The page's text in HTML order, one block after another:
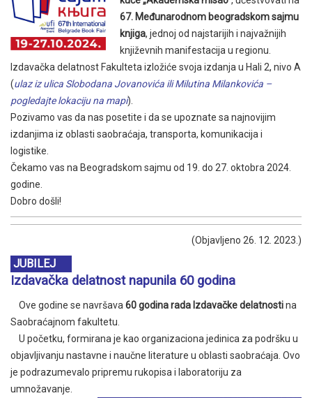
67. Međunarodnom beogradskom sajmu
knjiga, jednoj od najstarijih i najvažnijih
književnih manifestacija u regionu.
Izdavačka delatnost Fakulteta izložiće svoja izdanja u Hali 2, nivo A
(ulaz iz ulica Slobodana Jovanovića ili Milutina Milankovića –
pogledajte lokaciju na mapi).
Pozivamo vas da nas posetite i da se upoznate sa najnovijim
izdanjima iz oblasti saobraćaja, transporta, komunikacija i
logistike.
Čekamo vas na Beogradskom sajmu od 19. do 27. oktobra 2024.
godine.
Dobro došli!
(Objavljeno 26. 12. 2023.)
JUBILEJ
Izdavačka delatnost napunila 60 godina
Ove godine se navršava 60 godina rada Izdavačke delatnostina
Saobraćajnom fakultetu.
U početku, formirana je kao organizaciona jedinica za podršku u
objavljivanju nastavne i naučne literature u oblasti saobraćaja. Ovo
je podrazumevalo pripremu rukopisa i laboratoriju za
umnožavanje.